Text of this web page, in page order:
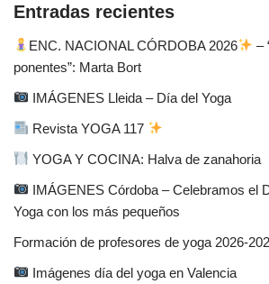
Entradas recientes
ENC. NACIONAL CÓRDOBA 2026
–
ponentes”: Marta Bort
IMÁGENES Lleida – Día del Yoga
Revista YOGA 117
YOGA Y COCINA: Halva de zanahoria
IMÁGENES Córdoba – Celebramos el
Yoga con los más pequeños
Formación de profesores de yoga 2026-
Imágenes día del yoga en Valencia